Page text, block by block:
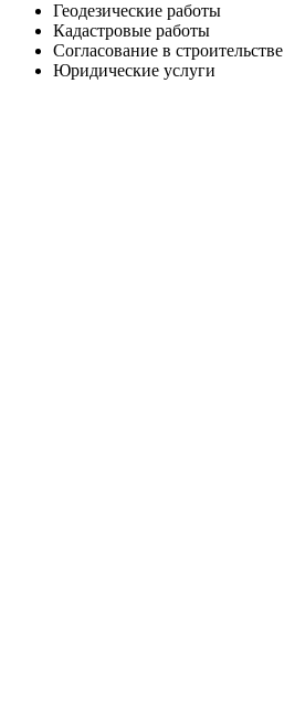
Геодезические работы
Кадастровые работы
Согласование в строительстве
Юридические услуги